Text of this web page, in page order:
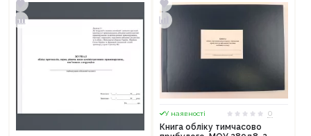
У наявності
0
Книга обліку тимчасово